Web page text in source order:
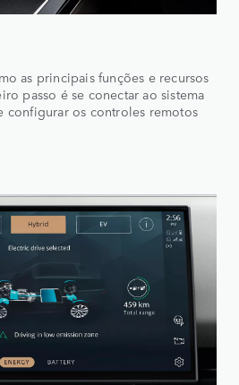
as principais funções e recursos
passo é se conectar ao sistema
configurar os controles remotos